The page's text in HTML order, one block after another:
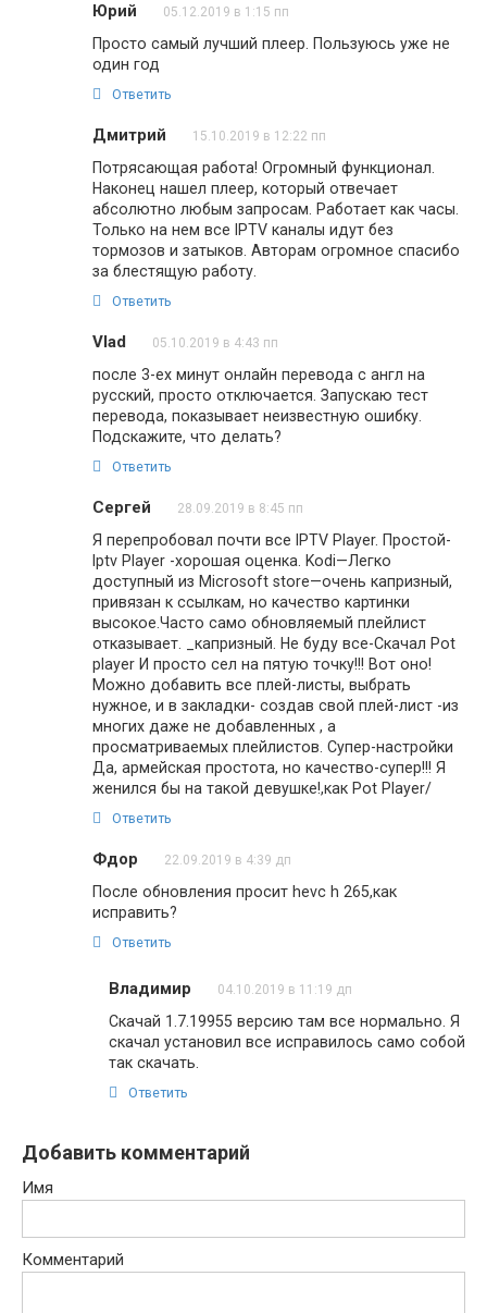
Юрий 05.12.2019 в 1:15 пп
Просто самый лучший плеер. Пользуюсь уже не
один год
Ответить
Дмитрий 15.10.2019 в 12:22 пп
Потрясающая работа! Огромный функционал.
Наконец нашел плеер, который отвечает
абсолютно любым запросам. Работает как часы.
Только на нем все IPTV каналы идут без
тормозов и затыков. Авторам огромное спасибо
за блестящую работу.
Ответить
Vlad 05.10.2019 в 4:43 пп
после 3-ех минут онлайн перевода с англ на
русский, просто отключается. Запускаю тест
перевода, показывает неизвестную ошибку.
Подскажите, что делать?
Ответить
Сергей 28.09.2019 в 8:45 пп
Я перепробовал почти все IPTV Player. Простой-
Iptv Player -хорошая оценка. Kodi—Легко
доступный из Microsoft store—очень капризный,
привязан к ссылкам, но качество картинки
высокое.Часто само обновляемый плейлист
отказывает. _капризный. Не буду все-Скачал Pot
player И просто сел на пятую точку!!! Вот оно!
Можно добавить все плей-листы, выбрать
нужное, и в закладки- создав свой плей-лист -из
многих даже не добавленных , а
просматриваемых плейлистов. Супер-настройки
Да, армейская простота, но качество-супер!!! Я
женился бы на такой девушке!,как Pot Player/
Ответить
Фдор 22.09.2019 в 4:39 дп
После обновления просит hevc h 265,как
исправить?
Ответить
Владимир 04.10.2019 в 11:19 дп
Скачай 1.7.19955 версию там все нормально. Я
скачал установил все исправилось само собой
так скачать.
Ответить
Добавить комментарий
Имя
Комментарий